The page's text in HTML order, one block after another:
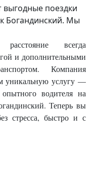
всегда
и дополнительными
Компания
уникальную услугу —
водителя на
Теперь вы
стресса, быстро и с